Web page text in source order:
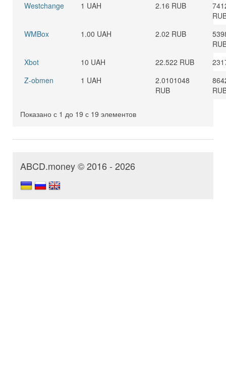
Westchange
1 UAH 2.16 RUB
WMBox
1.00 UAH 2.02 RUB
Xbot
10 UAH 22.522 RUB
Z-obmen
1 UAH
2.0101048
RUB
Показано с 1 до 19 с 19 элементов
ABCD.money © 2016 - 2026